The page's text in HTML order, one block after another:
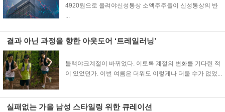
4920원으로 올려야신성통상 소액주주들이 신성통상의 반
...
결과 아닌 과정을 향한 아웃도어 ‘트레일러닝’
블랙야크계절이 바뀌었다. 이토록 계절의 변화를 기다린 적
이 있었던가. 이번 여름은 더워도 이렇게나 더울 수가 없었...
실패없는 가을 남성 스타일링 위한 큐레이션